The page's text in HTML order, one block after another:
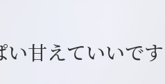
い甘えていいです